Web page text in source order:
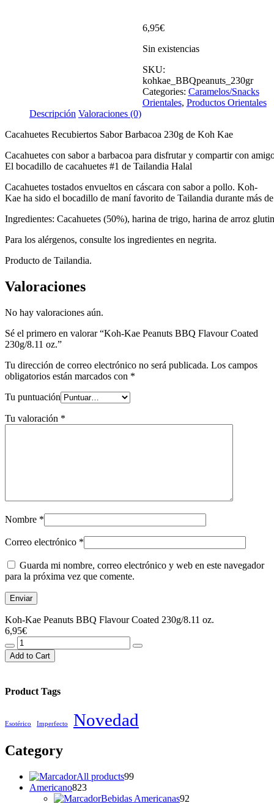
6,95€
Sin existencias
SKU:
kohkae_BBQpeanuts_230gr
Categories: Caramelos/Snacks
Orientales, Productos Orientales
Descripción Valoraciones (0)
Cacahuetes Recubiertos Sabor Barbacoa 230g de Koh Kae
Cacahuetes con sabor a barbacoa para disfrutar y compartir con
El bocadillo de cacahuetes #1 de Tailandia Halal
Cacahuetes tostados envueltos en cáscara con sabor a pollo. Koh-
Kae ha sido el bocadillo de maní favorito de Tailandia durante más
Ingredientes: Cacahuetes (50%), harina de trigo, harina de arroz
Para los alérgenos, consulte los ingredientes en negrita.
Producto de Tailandia.
Valoraciones
No hay valoraciones aún.
Sé el primero en valorar “Koh-Kae Peanuts BBQ Flavour Coated
230g/8.11 oz.”
Tu dirección de correo electrónico no será publicada. Los campos
obligatorios están marcados con *
Tu puntuación
Tu valoración *
Nombre *
Correo electrónico *
Guarda mi nombre, correo electrónico y web en este navegador
para la próxima vez que comente.
Koh-Kae Peanuts BBQ Flavour Coated 230g/8.11 oz.
6,95€
Koh-
Kae
Peanuts
Coated
cantidad
Add to Cart
Product Tags
Esotérico Imperfecto Novedad
Category
All products9999
Americano823823
productos
Bebidas Americanas92